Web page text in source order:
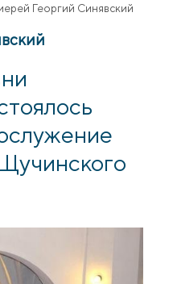
Георгий Синявский